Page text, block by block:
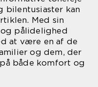
bilentusiaster kan
Med sin
pålidelighed
at være en af de
og dem, der
både komfort og